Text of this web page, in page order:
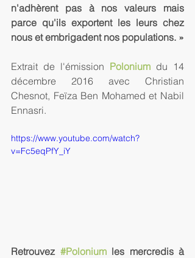
n'adhèrent pas à nos valeurs mais
parce qu'ils exportent les leurs chez
nous et embrigadent nos populations. »
Extrait de l'émission Polonium du 14
décembre 2016 avec Christian
Chesnot, Feïza Ben Mohamed et Nabil
Ennasri.
https://www.youtube.com/watch?
v=Fc5eqPfY_iY
Retrouvez #Polonium les mercredis à